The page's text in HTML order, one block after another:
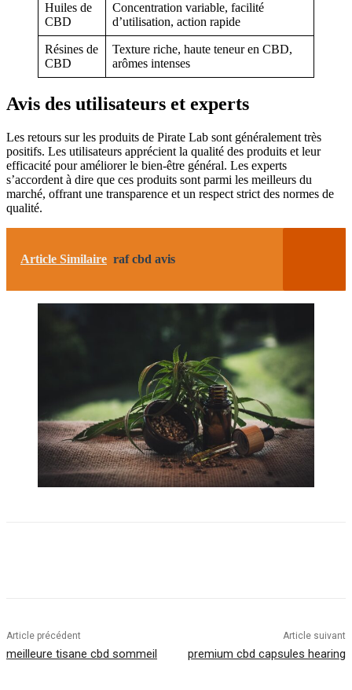
Huiles de
CBD
Concentration variable, facilité
d’utilisation, action rapide
Résines de
CBD
Texture riche, haute teneur en CBD,
arômes intenses
Avis des utilisateurs et experts
Les retours sur les produits de Pirate Lab sont généralement très
positifs. Les utilisateurs apprécient la qualité des produits et leur
efficacité pour améliorer le bien-être général. Les experts
s’accordent à dire que ces produits sont parmi les meilleurs du
marché, offrant une transparence et un respect strict des normes de
qualité.
Article Similaire raf cbd avis
Article précédent
meilleure tisane cbd sommeil
Article suivant
premium cbd capsules hearing